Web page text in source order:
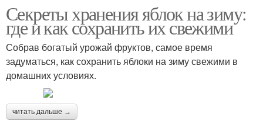
Секреты хранения яблок на зиму:
где и как сохранить их свежими
Собрав богатый урожай фруктов, самое время
задуматься, как сохранить яблоки на зиму свежими в
домашних условиях.
читать дальше →